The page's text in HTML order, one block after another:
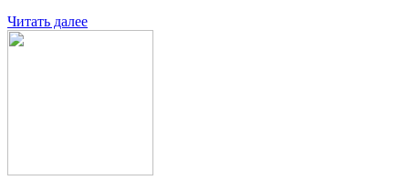
Читать далее